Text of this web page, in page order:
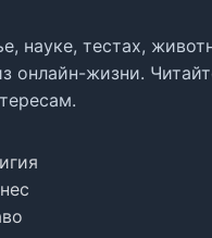
науке, тестах,
жизни.